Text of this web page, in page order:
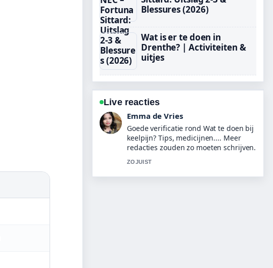
Blessures (2026)
Wat is er te doen in
Drenthe? | Activiteiten &
uitjes
Live reacties
Noah Jansen
Sterke duiding rond Noten roosteren:
methoden en tips voor perfect.... Dit is
de duidelijkste samenvatting die ik